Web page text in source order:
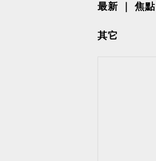
最新 焦點
其它